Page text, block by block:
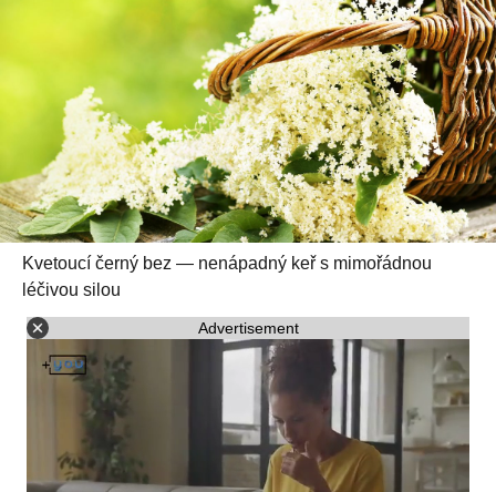
Kvetoucí černý bez — nenápadný keř s mimořádnou
léčivou silou
Advertisement